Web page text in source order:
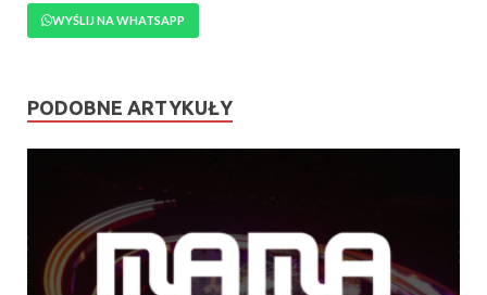
WYŚLIJ NA WHATSAPP
PODOBNE ARTYKUŁY